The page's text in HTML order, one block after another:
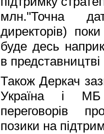
млн."Точна
директорів)
буде десь
в
Також Деркач
Україна і МБ
переговорів
позики на